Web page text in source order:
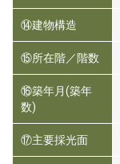
⑭建物構造
⑮所在階／階数
⑯築年月(築年
数)
⑰主要採光面